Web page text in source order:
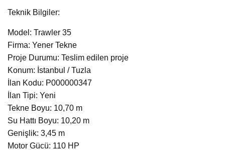
Teknik Bilgiler:
Model: Trawler 35
Firma: Yener Tekne
Proje Durumu: Teslim edilen proje
Konum: İstanbul / Tuzla
İlan Kodu: P000000347
İlan Tipi: Yeni
Tekne Boyu: 10,70 m
Su Hattı Boyu: 10,20 m
Genişlik: 3,45 m
Motor Gücü: 110 HP